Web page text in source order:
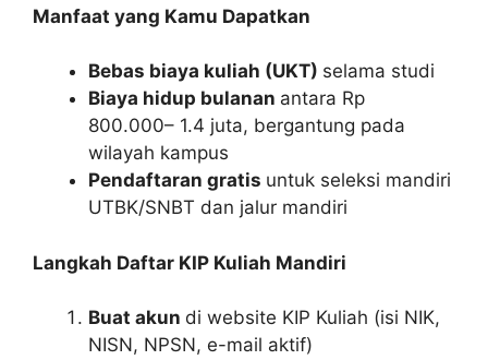
Manfaat yang Kamu Dapatkan
Bebas biaya kuliah (UKT) selama studi
Biaya hidup bulanan antara Rp
800.000– 1.4 juta, bergantung pada
wilayah kampus
Pendaftaran gratis untuk seleksi mandiri
UTBK/SNBT dan jalur mandiri
Langkah Daftar KIP Kuliah Mandiri
Buat akun di website KIP Kuliah (isi NIK,
NISN, NPSN, e-mail aktif)